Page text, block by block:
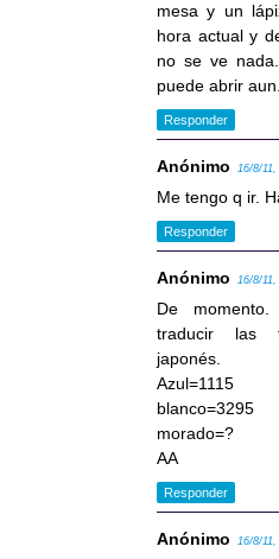
mesa y un
hora actual y
no se ve
puede abrir
Responder
Anónimo 16/8/11,
Me tengo q ir.
Responder
Anónimo 16/8/11,
De
traducir las
japonés.
Azul=1115
blanco=3295
morado=?
AA
Responder
Anónimo 16/8/11,